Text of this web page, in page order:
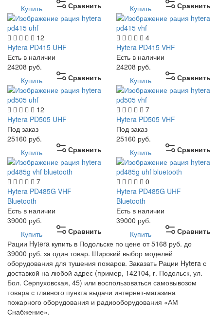
Сравнить
Купить
Сравнить
Купить
12
Hytera PD415 UHF
Есть в наличии
24208 руб.
Сравнить
Купить
4
Hytera PD415 VHF
Есть в наличии
24208 руб.
Сравнить
Купить
12
Hytera PD505 UHF
Под заказ
25160 руб.
Сравнить
Купить
7
Hytera PD505 VHF
Под заказ
25160 руб.
Сравнить
Купить
7
Hytera PD485G VHF
Bluetooth
Есть в наличии
39000 руб.
Сравнить
Купить
0
Hytera PD485G UHF
Bluetooth
Есть в наличии
39000 руб.
Сравнить
Купить
Рации Hytera купить в Подольске по цене от 5168 руб. до
39000 руб. за один товар. Широкий выбор моделей
оборудования для тушения пожаров. Заказать Рации Hytera с
доставкой на любой адрес (пример, 142104, г. Подольск, ул.
Бол. Серпуховская, 45) или воспользоваться самовывозом
товара с главного пункта выдачи интернет-магазина
пожарного оборудования и радиооборудования «АМ
Снабжение».